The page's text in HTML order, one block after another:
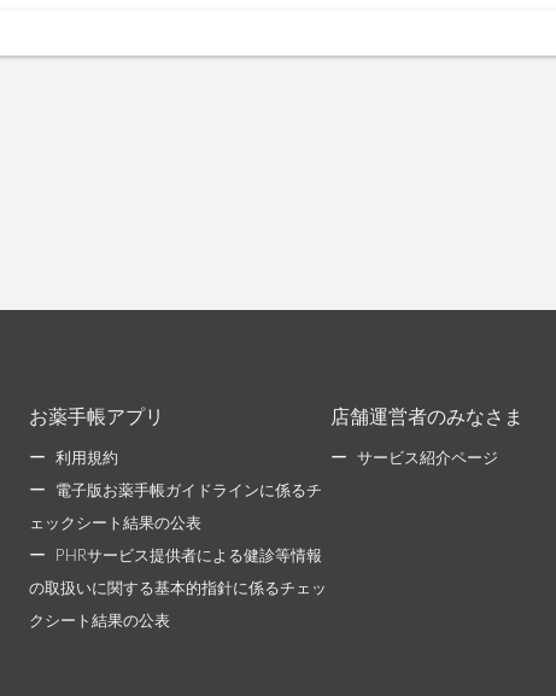
お薬手帳アプリ
利用規約
電子版お薬手帳ガイドラインに係るチ
ェックシート結果の公表
PHRサービス提供者による健診等情報
の取扱いに関する基本的指針に係るチェッ
クシート結果の公表
店舗運営者のみなさま
サービス紹介ページ